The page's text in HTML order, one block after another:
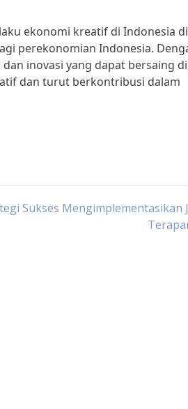
ekonomi kreatif di Indonesia
perekonomian Indonesia.
inovasi yang dapat bersaing
dan turut berkontribusi dalam
Sukses Mengimplementasikan